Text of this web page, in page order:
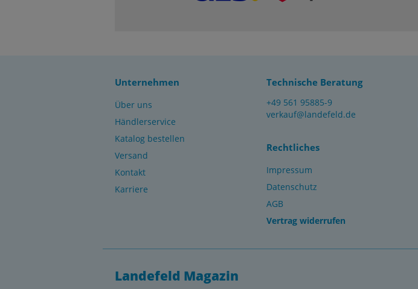
Unternehmen
Über uns
Händlerservice
Katalog bestellen
Versand
Kontakt
Karriere
Technische Beratung
+49 561 95885-9
verkauf@landefeld.de
Rechtliches
Impressum
Datenschutz
AGB
Vertrag widerrufen
Landefeld Magazin